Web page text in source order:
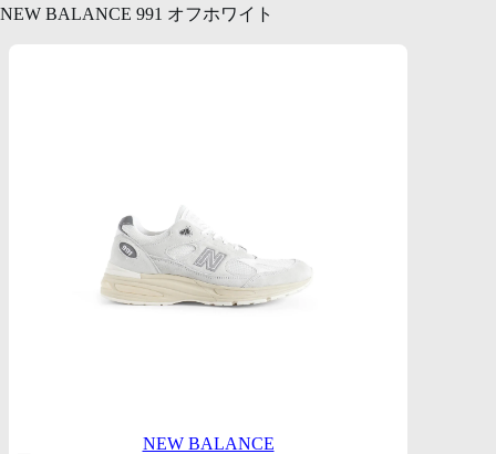
NEW BALANCE 991 オフホワイト
NEW BALANCE